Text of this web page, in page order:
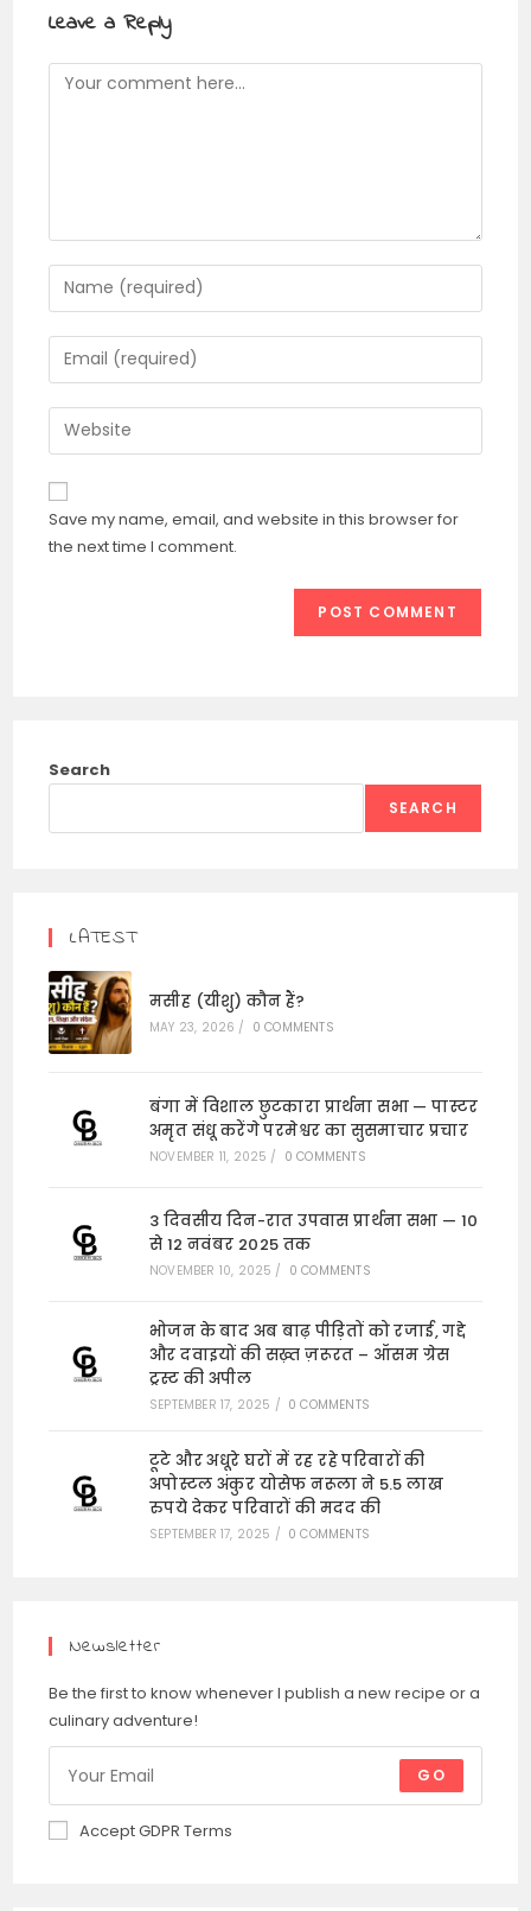
Leave a Reply
Comment
Enter
your
name
or
to
comment
Enter
your
email
address
comment
Enter
your
website
URL
(optional)
Save my name, email, and website in this browser for
the next time I comment.
Search
SEARCH
LATEST
मसीह (यीशु) कौन हैं?
MAY 23, 2026 / 0 COMMENTS
बंगा में विशाल छुटकारा प्रार्थना सभा — पास्टर
अमृत संधू करेंगे परमेश्वर का सुसमाचार प्रचार
NOVEMBER 11, 2025 / 0 COMMENTS
3 दिवसीय दिन-रात उपवास प्रार्थना सभा — 10
से 12 नवंबर 2025 तक
NOVEMBER 10, 2025 / 0 COMMENTS
भोजन के बाद अब बाढ़ पीड़ितों को रजाई, गद्दे
और दवाइयों की सख़्त ज़रूरत – ऑसम ग्रेस
ट्रस्ट की अपील
SEPTEMBER 17, 2025 / 0 COMMENTS
टूटे और अधूरे घरों में रह रहे परिवारों की
अपोस्टल अंकुर योसेफ नरूला ने 5.5 लाख
रुपये देकर परिवारों की मदद की
SEPTEMBER 17, 2025 / 0 COMMENTS
Newsletter
Be the first to know whenever I publish a new recipe or a
culinary adventure!
GO
Accept GDPR Terms